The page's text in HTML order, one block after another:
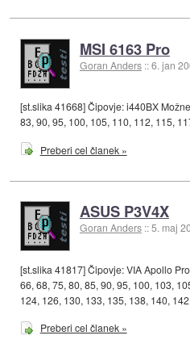
MSI 6163 Pro
Goran Anders ::6. jan
[st.slika 41668] Čipovje: i440BX
83, 90, 95, 100, 105, 110, 112, 115,
Preberi cel članek »
ASUS P3V4X
Goran Anders ::5. maj
[st.slika 41817] Čipovje: VIA Apollo
66, 68, 75, 80, 85, 90, 95, 100, 103,
124, 126, 130, 133, 135, 138, 140,
Preberi cel članek »